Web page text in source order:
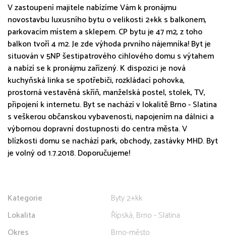
V zastoupení majitele nabízíme Vám k pronájmu
novostavbu luxusního bytu o velikosti 2+kk s balkonem,
parkovacím místem a sklepem. CP bytu je 47 m2, z toho
balkon tvoří 4 m2. Je zde výhoda prvního nájemníka! Byt je
situován v 5NP šestipatrového cihlového domu s výtahem
a nabízí se k pronájmu zařízený. K dispozici je nová
kuchyňská linka se spotřebiči, rozkládací pohovka,
prostorná vestavěná skříň, manželská postel, stolek, TV,
připojení k internetu. Byt se nachází v lokalitě Brno - Slatina
s veškerou občanskou vybavenosti, napojením na dálnici a
výbornou dopravní dostupnosti do centra města. V
blízkosti domu se nachází park, obchody, zastávky MHD. Byt
je volný od 1.7.2018. Doporučujeme!
Kategorie
Byty 2+kk
Lokalita
Řípská, Brno - Slatina
Okres
Brno-město